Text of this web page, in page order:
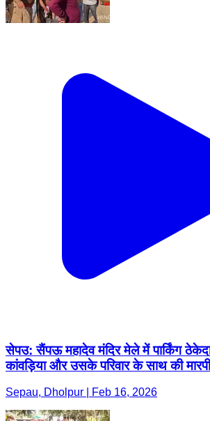
सेपउ: सैंपऊ महादेव मंदिर मेले में पार्किंग
कांवड़िया और उसके परिवार के साथ की
Sepau, Dholpur | Feb 16, 2026